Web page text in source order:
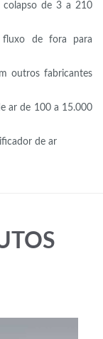
colapso de 3 a 210
fluxo de fora para
outros fabricantes
ar de 100 a 15.000
de ar